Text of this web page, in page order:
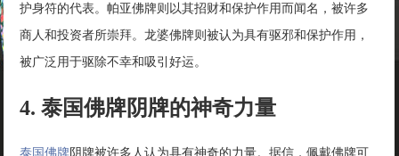
护身符的代表。帕亚佛牌则以其招财和保护作用而闻名，被许多
商人和投资者所崇拜。龙婆佛牌则被认为具有驱邪和保护作用，
被广泛用于驱除不幸和吸引好运。
4. 泰国佛牌阴牌的神奇力量
泰国佛牌 阴牌被许多人认为具有神奇的力量。据信，佩戴佛牌可